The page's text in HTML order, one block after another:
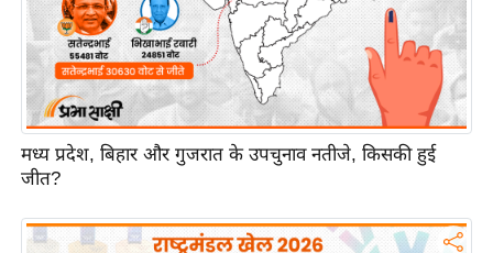
मि
सा
ल
श
ख्सि
य
त
यं
मध्य प्रदेश, बिहार और गुजरात के उपचुनाव नतीजे, किसकी हुई
जीत?